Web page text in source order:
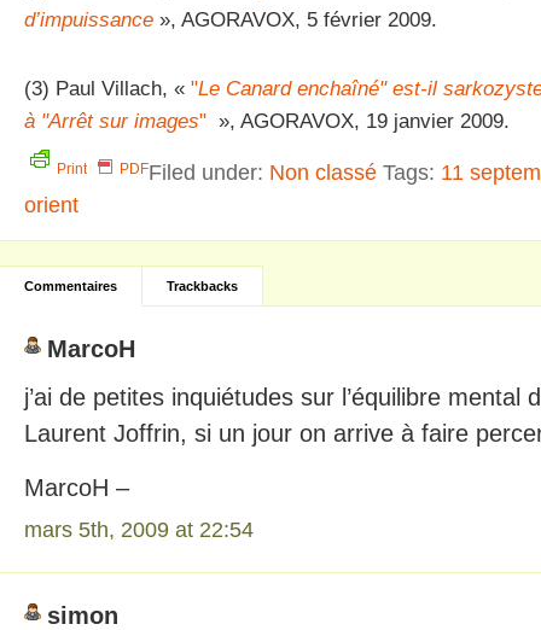
d’impuissance », AGORAVOX, 5 février 2009.
(3) Paul Villach, « "Le Canard enchaîné" est-il
à "Arrêt sur images" », AGORAVOX, 19 janvier 2009.
Print PDFFiled under: Non classé Tags: 11
orient
Commentaires Trackbacks
MarcoH
j’ai de petites inquiétudes sur l’équilibre mental
Laurent Joffrin, si un jour on arrive à faire
MarcoH –
mars 5th, 2009 at 22:54
simon